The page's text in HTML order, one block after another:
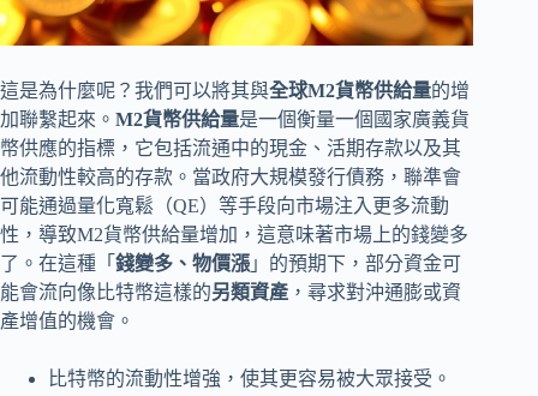
這是為什麼呢？我們可以將其與全球M2貨幣供給量的增
加聯繫起來。 M2貨幣供給量是一個衡量一個國家廣義貨
幣供應的指標，它包括流通中的現金、活期存款以及其
他流動性較高的存款。當政府大規模發行債務，聯準會
可能通過量化寬鬆（QE）等手段向市場注入更多流動
性，導致M2貨幣供給量增加，這意味著市場上的錢變多
了。在這種「 錢變多、物價漲 」的預期下，部分資金可
能會流向像比特幣這樣的另類資產 ，尋求對沖通膨或資
產增值的機會。
比特幣的流動性增強，使其更容易被大眾接受。